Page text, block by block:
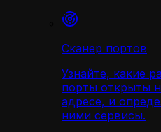
Сканер портов
Узнайте, какие
порты открыты
адресе, и
ними сервисы.